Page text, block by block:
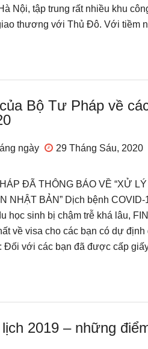
Nội, tập trung rất nhiều khu
thương với Thủ Đô. Với tiềm
Bộ Tư Pháp về
ngày 29 Tháng Sáu, 2020
ĐÃ THÔNG BÁO VỀ “XỬ
NHẬT BẢN” Dịch bệnh
học sinh bị chậm trễ khá lâu,
về visa cho các bạn có dự
Đối với các bạn đã được cấp
2019 – những